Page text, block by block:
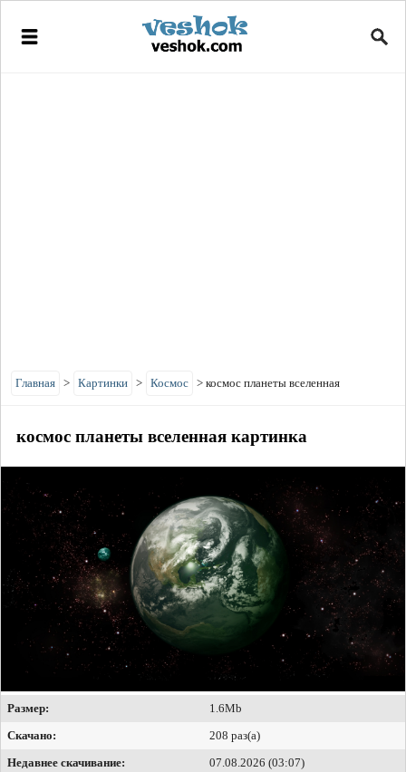
Главная > Картинки > Космос > космос планеты вселенная
космос планеты вселенная картинка
Размер:
1.6Mb
Скачано:
208 раз(а)
Недавнее скачивание:
07.08.2026 (03:07)